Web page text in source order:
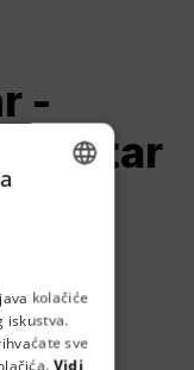
-
/
GERMAN
SERBIAN
kolačiće
iskustva.
sve
Vidi